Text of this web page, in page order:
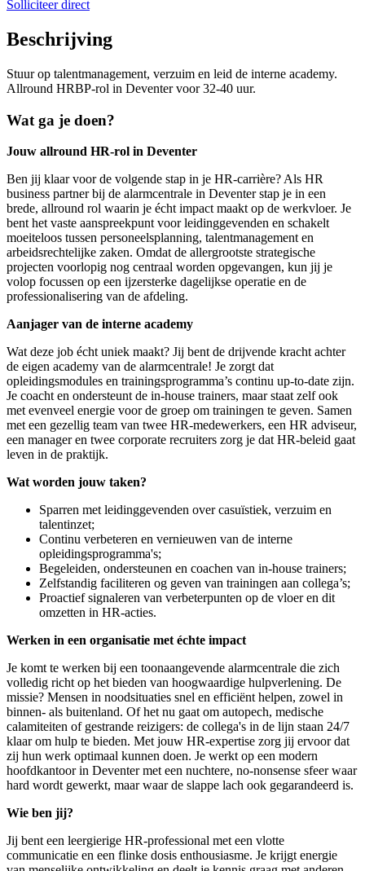
Solliciteer direct
Beschrijving
Stuur op talentmanagement, verzuim en leid de interne academy.
Allround HRBP-rol in Deventer voor 32-40 uur.
Wat ga je doen?
Jouw allround HR-rol in Deventer
Ben jij klaar voor de volgende stap in je HR-carrière? Als HR
business partner bij de alarmcentrale in Deventer stap je in een
brede, allround rol waarin je écht impact maakt op de werkvloer. Je
bent het vaste aanspreekpunt voor leidinggevenden en schakelt
moeiteloos tussen personeelsplanning, talentmanagement en
arbeidsrechtelijke zaken. Omdat de allergrootste strategische
projecten voorlopig nog centraal worden opgevangen, kun jij je
volop focussen op een ijzersterke dagelijkse operatie en de
professionalisering van de afdeling.
Aanjager van de interne academy
Wat deze job écht uniek maakt? Jij bent de drijvende kracht achter
de eigen academy van de alarmcentrale! Je zorgt dat
opleidingsmodules en trainingsprogramma’s continu up-to-date zijn.
Je coacht en ondersteunt de in-house trainers, maar staat zelf ook
met evenveel energie voor de groep om trainingen te geven. Samen
met een gezellig team van twee HR-medewerkers, een HR adviseur,
een manager en twee corporate recruiters zorg je dat HR-beleid gaat
leven in de praktijk.
Wat worden jouw taken?
Sparren met leidinggevenden over casuïstiek, verzuim en
talentinzet;
Continu verbeteren en vernieuwen van de interne
opleidingsprogramma's;
Begeleiden, ondersteunen en coachen van in-house trainers;
Zelfstandig faciliteren og geven van trainingen aan collega’s;
Proactief signaleren van verbeterpunten op de vloer en dit
omzetten in HR-acties.
Werken in een organisatie met échte impact
Je komt te werken bij een toonaangevende alarmcentrale die zich
volledig richt op het bieden van hoogwaardige hulpverlening. De
missie? Mensen in noodsituaties snel en efficiënt helpen, zowel in
binnen- als buitenland. Of het nu gaat om autopech, medische
calamiteiten of gestrande reizigers: de collega's in de lijn staan 24/7
klaar om hulp te bieden. Met jouw HR-expertise zorg jij ervoor dat
zij hun werk optimaal kunnen doen. Je werkt op een modern
hoofdkantoor in Deventer met een nuchtere, no-nonsense sfeer waar
hard wordt gewerkt, maar waar de slappe lach ook gegarandeerd is.
Wie ben jij?
Jij bent een leergierige HR-professional met een vlotte
communicatie en een flinke dosis enthousiasme. Je krijgt energie